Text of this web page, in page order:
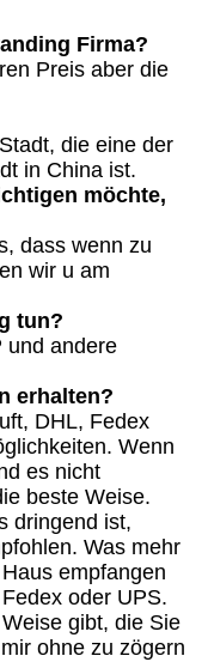
Firma?
Preis aber die
die eine der
in China ist.
möchte,
dass wenn zu
wir u am
tun?
und andere
erhalten?
DHL, Fedex
Wenn
es nicht
beste Weise.
dringend ist,
Was mehr
empfangen
oder UPS.
gibt, die Sie
ohne zu zögern